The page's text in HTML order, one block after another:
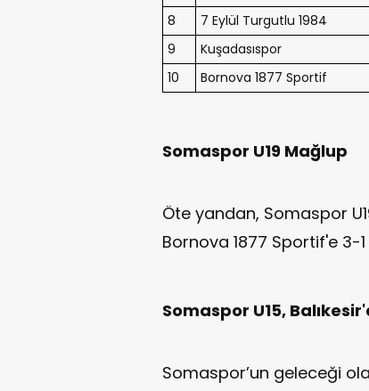
8
7 Eylül Turgutlu 1984
9
Kuşadasıspor
10
Bornova 1877 Sportif
Somaspor U19 Mağlup
Öte yandan, Somaspor
Bornova 1877 Sportif'e 3-
Somaspor U15,
Somaspor’un geleceği